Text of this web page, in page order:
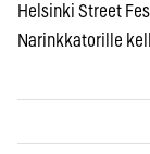
Helsinki Street
Narinkkatorille